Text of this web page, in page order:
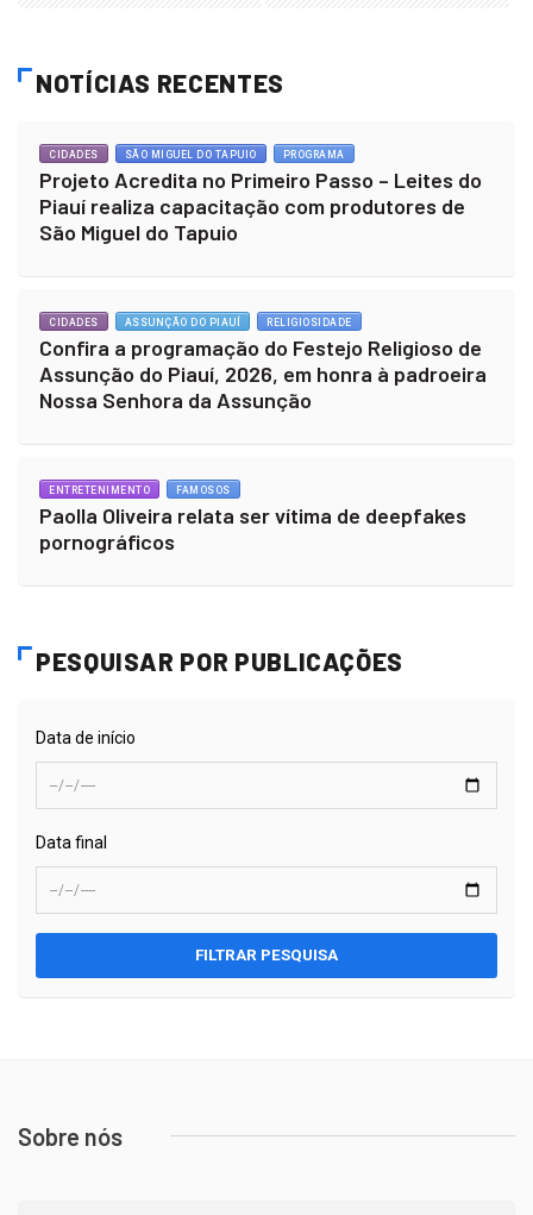
NOTÍCIAS RECENTES
CIDADES SÃO MIGUEL DO TAPUIO PROGRAMA
Projeto Acredita no Primeiro Passo – Leites do
Piauí realiza capacitação com produtores de
São Miguel do Tapuio
CIDADES ASSUNÇÃO DO PIAUÍ RELIGIOSIDADE
Confira a programação do Festejo Religioso de
Assunção do Piauí, 2026, em honra à padroeira
Nossa Senhora da Assunção
ENTRETENIMENTO FAMOSOS
Paolla Oliveira relata ser vítima de deepfakes
pornográficos
PESQUISAR POR PUBLICAÇÕES
Data de início
Data final
FILTRAR PESQUISA
Sobre nós